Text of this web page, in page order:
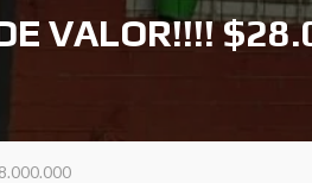
VALOR!!!!